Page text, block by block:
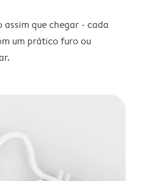
assim que chegar - cada
um prático furo ou